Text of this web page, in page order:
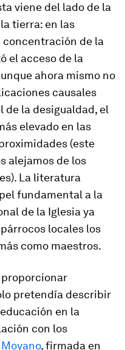
viene del lado de la
tierra: en las
concentración de la
el acceso de la
ahora mismo no
causales
de la desigualdad, el
elevado en las
(este
alejamos de los
La literatura
fundamental a la
de la Iglesia ya
locales los
como maestros.
proporcionar
pretendía describir
en la
con los
, firmada en